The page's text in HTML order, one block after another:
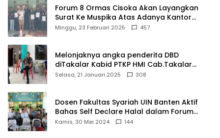
Forum 8 Ormas Cisoka Akan Layangkan
Surat Ke Muspika Atas Adanya Kantor
Matel di Cisoka
Minggu, 23 Februari 2025 457
Melonjaknya angka penderita DBD
diTakalar Kabid PTKP HMI Cab.Takalar
angkat bicara
Selasa, 21 Januari 2025 308
Dosen Fakultas Syariah UIN Banten Aktif
Bahas Self Declare Halal dalam Forum
Ijtima Ulama MUI
Kamis, 30 Mei 2024 144